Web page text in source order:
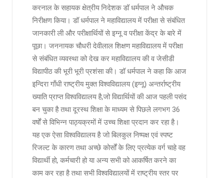
करनाल के सहायक क्षेत्रीय निदेशक डॉ धर्मपाल ने औचक
निरीक्षण किया। डॉ धर्मपाल ने महाविद्यालय में परीक्षा से संबंधित
जानकारी ली और परीक्षार्थियों से इग्नू व परीक्षा केंद्र के बारे में
पूछा। जननायक चौधरी देवीलाल शिक्षण महाविद्यालय में परीक्षा
से संबंधित व्यवस्था को देख कर महाविद्यालय की व जेसीडी
विद्यापीठ की भूरी भूरी प्रशंसा की। डॉ धर्मपाल ने कहा कि आज
इन्दिरा गाँधी राष्ट्रीय मुक्त विश्वविद्यालय (इग्नू) अन्तर्राष्ट्रीय
ख्याति प्राप्त विश्वविद्यालय है,जो विद्यार्थियों की आज पहली पसंद
बन चुका है तथा दूरस्थ शिक्षा के माध्यम से पिछले लगभग 36
वर्षों से विभिन्न पाठ्यक्रमों में उच्च शिक्षा प्रदान कर रहा है।
यह एक ऐसा विश्वविद्यालय है जो बिलकुल निष्पक्ष एवं स्पष्ट
रिजल्ट के कारण तथा अच्छे कोर्सों के लिए प्रत्येक वर्ग चाहे वह
विद्यार्थी हो, कर्मचारी हो या अन्य सभी को आकर्षित करने का
काम कर रहा है तथा सभी विश्वविद्यालयों में राष्ट्रीय स्तर पर